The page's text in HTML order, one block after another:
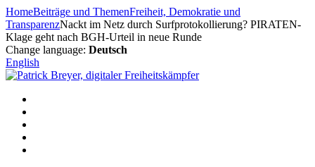
Zum
Inhalt
springen
HomeBeiträge und ThemenFreiheit, Demokratie und
TransparenzNackt im Netz durch Surfprotokollierung? PIRATEN-
Klage geht nach BGH-Urteil in neue Runde
Change language: Deutsch
English